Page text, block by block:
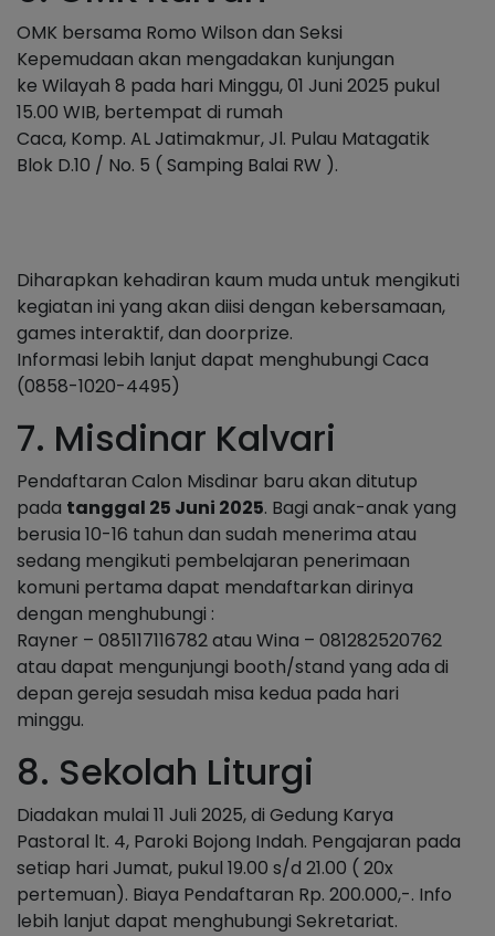
OMK bersama Romo Wilson dan Seksi
Kepemudaan akan mengadakan kunjungan
ke Wilayah 8 pada hari Minggu, 01 Juni 2025 pukul
15.00 WIB, bertempat di rumah
Caca, Komp. AL Jatimakmur, Jl. Pulau Matagatik
Blok D.10 / No. 5 ( Samping Balai RW ).
Diharapkan kehadiran kaum muda untuk mengikuti
kegiatan ini yang akan diisi dengan kebersamaan,
games interaktif, dan doorprize.
Informasi lebih lanjut dapat menghubungi Caca
(0858-1020-4495)
7. Misdinar Kalvari
Pendaftaran Calon Misdinar baru akan ditutup
pada tanggal 25 Juni 2025. Bagi anak-anak yang
berusia 10-16 tahun dan sudah menerima atau
sedang mengikuti pembelajaran penerimaan
komuni pertama dapat mendaftarkan dirinya
dengan menghubungi :
Rayner – 085117116782 atau Wina – 081282520762
atau dapat mengunjungi booth/stand yang ada di
depan gereja sesudah misa kedua pada hari
minggu.
8. Sekolah Liturgi
Diadakan mulai 11 Juli 2025, di Gedung Karya
Pastoral lt. 4, Paroki Bojong Indah. Pengajaran pada
setiap hari Jumat, pukul 19.00 s/d 21.00 ( 20x
pertemuan). Biaya Pendaftaran Rp. 200.000,-. Info
lebih lanjut dapat menghubungi Sekretariat.